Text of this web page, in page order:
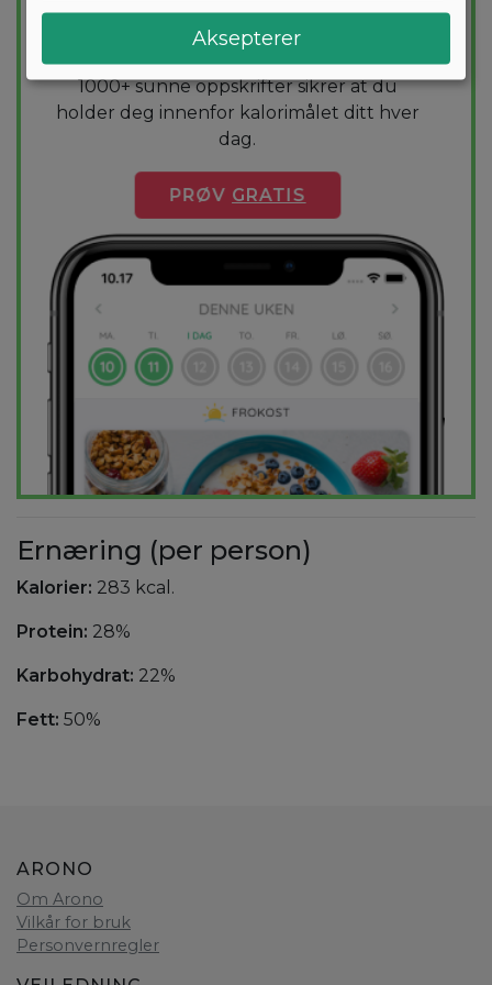
Vil du gå ned noen kilo? Med Arono får du
den mest effektive guiden til vekttap. En
diettplan er skreddersydd for deg og
1000+ sunne oppskrifter sikrer at du
holder deg innenfor kalorimålet ditt hver
dag.
PRØV GRATIS
Ernæring (per person)
Kalorier: 283 kcal.
Protein: 28%
Karbohydrat: 22%
Fett: 50%
ARONO
Om Arono
Vilkår for bruk
Personvernregler
Aksepterer